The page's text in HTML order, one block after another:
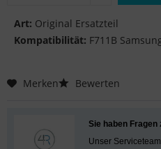
Art: Original Ersatzteil
Kompatibilität: F711B
Merken Bewerten
Sie haben
Unser